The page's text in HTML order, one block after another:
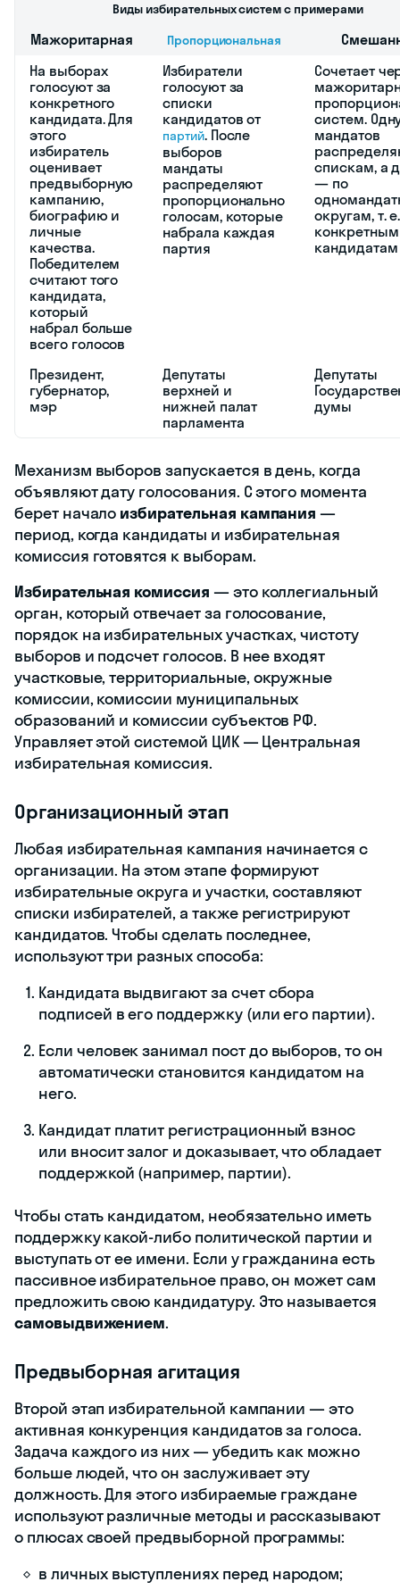
Очередные, досрочные
Получи больше пользы от
Skysmart:
Подтяни оценкина курсах
по обществознанию
Выбирай из 230+
репетиторов по
обществознанию
Записывайся на
бесплатные курсы для
детей
Как проходят выборы
избирательный процесс), кто будет
избираемым и как подсчитываются
голоса, отвечают особые правовые
нормы —избирательная система. Она
делится на три типа: мажоритарную,
Поговорим о них подробнее.
Виды избирательных систем с примерами
Мажоритарная
На выборах
голосуют за
конкретного
кандидата. Для
этого
предвыборную
кампанию,
биографию и
качества.
Победителем
считают того
который
набрал больше
Избиратели
голосуют за
списки
кандидатов от
партий. После
распределяют
голосам, которые
набрала каждая
партия
систем.
округам, т. е.
кандидатам
Президент,
губернатор,
Депутаты
верхней и
парламента
Депутаты
Механизм выборов запускается в день,
когда объявляют дату голосования. С
этого момента берет начало
избирательная кампания
— период,
когда кандидаты и избирательная
комиссия готовятся к выборам.
Избирательная комиссия— это
коллегиальный орган, который отвечает
за голосование, порядок на
избирательных участках, чистоту
выборов и подсчет голосов. В нее
окружные комиссии, комиссии
комиссии субъектов РФ. Управляет этой
системой ЦИК — Центральная
избирательная комиссия.
Организационный этап
Любая избирательная кампания
этапе формируют избирательные